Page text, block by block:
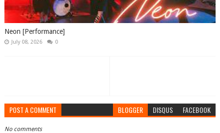
Neon [Performance]
July 08, 2026 0
POST A COMMENT BLOGGER DISQUS FACEBOOK
No comments